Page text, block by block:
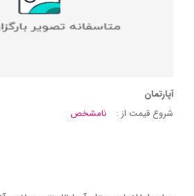
آپارتمان
شروع قیمت از :
نامشخص